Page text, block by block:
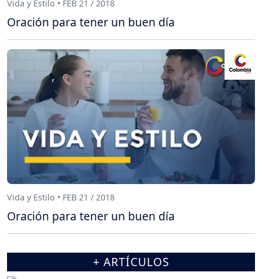
Vida y Estilo • FEB 21 / 2018
Oración para tener un buen día
Vida y Estilo • FEB 21 / 2018
Oración para tener un buen día
+ ARTÍCULOS